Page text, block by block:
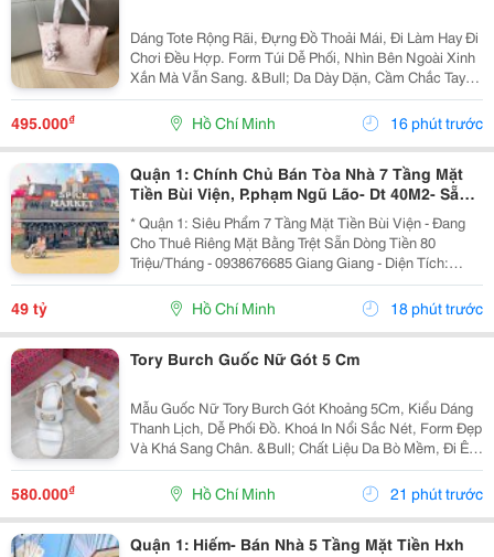
Dáng Tote Rộng Rãi, Đựng Đồ Thoải Mái, Đi Làm Hay Đi
Chơi Đều Hợp. Form Túi Dễ Phối, Nhìn Bên Ngoài Xinh
Xắn Mà Vẫn Sang. &Bull; Da Dày Dặn, Cầm Chắc Tay
&Bull; Hoạ Tiết Dập Nổi Sắc Nét, Nhìn Rất Đẹp &Bull;
Kèm Keychain Gấu Cực Xinh &Bull; Full Box...
495.000₫ Hồ Chí Minh 16 phút trước
Quận 1: Chính Chủ Bán Tòa Nhà 7 Tầng Mặt
Tiền Bùi Viện, P.phạm Ngũ Lão- Dt 40M2- Sẵn
Hdt Riêng Tầng Trệt 80Tr/Th- Vị Trí Vip Nhất
Tại
* Quận 1: Siêu Phẩm 7 Tầng Mặt Tiền Bùi Viện - Đang
Cho Thuê Riêng Mặt Bằng Trệt Sẵn Dòng Tiền 80
Triệu/Tháng - 0938676685 Giang Giang - Diện Tích:
38M2 - Ngang 2,85M Nở Hậu 5,55M * 11M. - Kết Cấu: 7
Tầng - Sân Thượng - Sẵn 11 Phòng Dịch Vụ - 12...
49 tỷ Hồ Chí Minh 18 phút trước
Tory Burch Guốc Nữ Gót 5 Cm
Mẫu Guốc Nữ Tory Burch Gót Khoảng 5Cm, Kiểu Dáng
Thanh Lịch, Dễ Phối Đồ. Khoá In Nổi Sắc Nét, Form Đẹp
Và Khá Sang Chân. &Bull; Chất Liệu Da Bò Mềm, Đi Êm
Chân &Bull; Lót Da Mềm, Tạo Cảm Giác Thoải Mái Khi
Mang Lâu &Bull; Chi Tiết Khoá In Nổi Sắc...
580.000₫ Hồ Chí Minh 21 phút trước
Quận 1: Hiếm- Bán Nhà 5 Tầng Mặt Tiền Hxh